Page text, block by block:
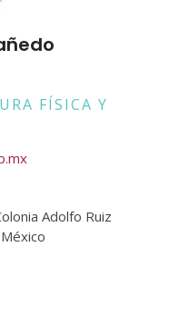
FÍSICA Y
Adolfo Ruiz